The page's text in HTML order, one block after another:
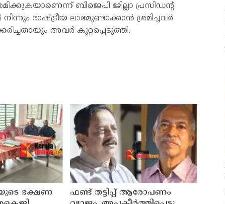
ബിജെപി ജില്ലാ പ്രസിഡന്റ്
രാഷ്ട്രീയ ലാഭമുണ്ടാക്കാൻ ശ്രമിച്ചവർ
അവർ കുറ്റപ്പെടുത്തി.
ഭക്ഷണ
ഫണ്ട് തട്ടിപ്പ് ആരോപണം